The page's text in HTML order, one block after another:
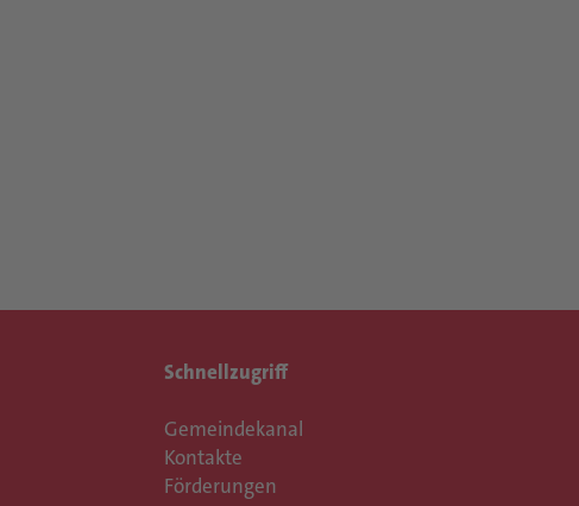
Schnellzugriff
Gemeindekanal
Kontakte
Förderungen